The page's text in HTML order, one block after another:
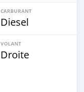
CARBURANT
Diesel
VOLANT
Droite